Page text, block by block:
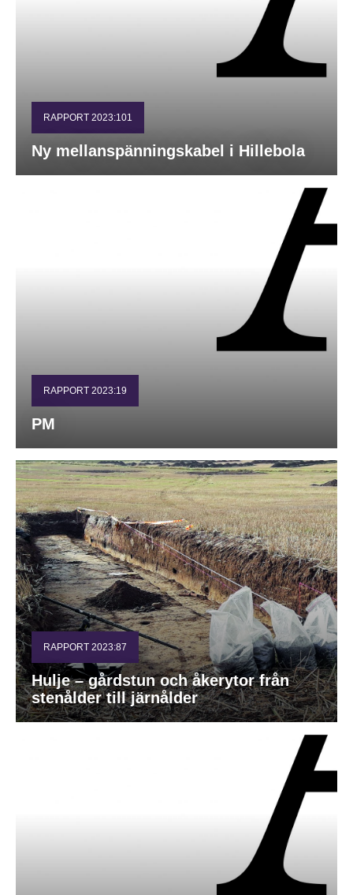
RAPPORT 2023:101
Ny mellanspänningskabel i Hillebola
RAPPORT 2023:19
PM
RAPPORT 2023:87
Hulje – gårdstun och åkerytor från
stenålder till järnålder